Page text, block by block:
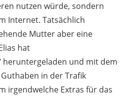
nutzen würde, sondern
Internet. Tatsächlich
Mutteraber eine
hat
heruntergeladen und mit dem
in der Trafik
irgendwelche Extras für das